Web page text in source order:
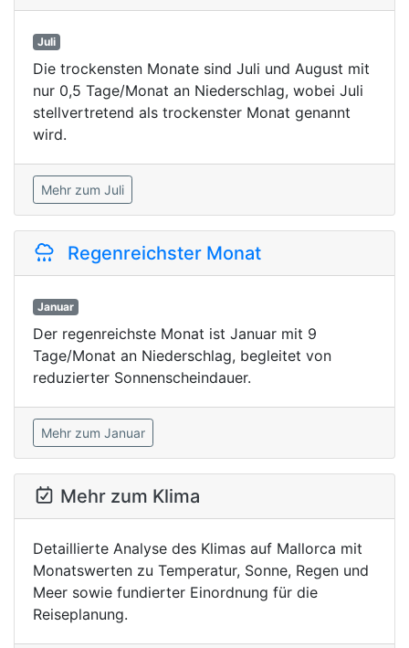
Juli
Die trockensten Monate sind Juli und August mit
nur 0,5 Tage/Monat an Niederschlag, wobei Juli
stellvertretend als trockenster Monat genannt
wird.
Mehr zum Juli
Regenreichster Monat
Januar
Der regenreichste Monat ist Januar mit 9
Tage/Monat an Niederschlag, begleitet von
reduzierter Sonnenscheindauer.
Mehr zum Januar
Mehr zum Klima
Detaillierte Analyse des Klimas auf Mallorca mit
Monatswerten zu Temperatur, Sonne, Regen und
Meer sowie fundierter Einordnung für die
Reiseplanung.